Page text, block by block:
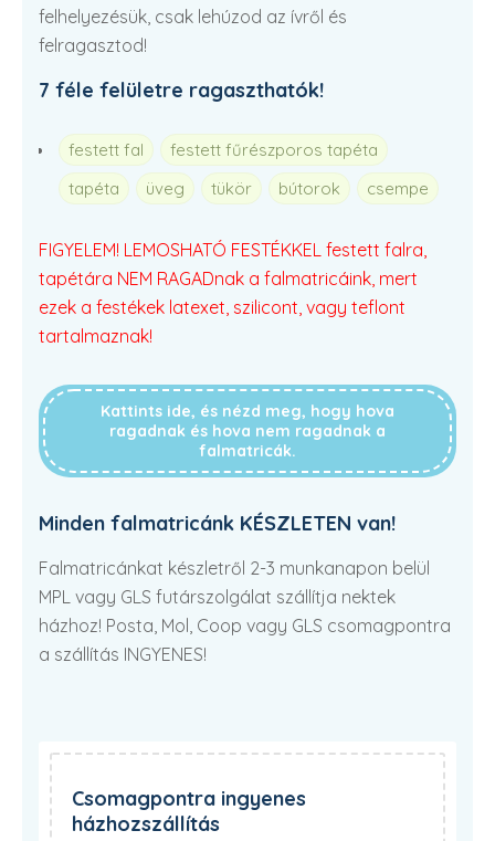
felhelyezésük, csak lehúzod az ívről és
felragasztod!
7 féle felületre ragaszthatók!
festett fal
festett fűrészporos tapéta
tapéta
üveg tükör bútorok csempe
FIGYELEM! LEMOSHATÓ FESTÉKKEL festett falra,
tapétára NEM RAGADnak a falmatricáink, mert
ezek a festékek latexet, szilicont, vagy teflont
tartalmaznak!
Kattints ide, és nézd meg, hogy hova
ragadnak és hova nem ragadnak a
falmatricák.
Minden falmatricánk KÉSZLETEN van!
Falmatricánkat készletről 2-3 munkanapon belül
MPL vagy GLS futárszolgálat szállítja nektek
házhoz! Posta, Mol, Coop vagy GLS csomagpontra
a szállítás INGYENES!
Csomagpontra ingyenes
házhozszállítás